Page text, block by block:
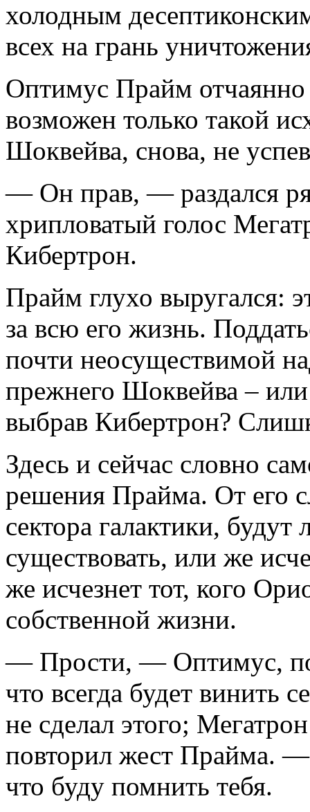
холодным
всех на грань
Оптимус Прайм отчаянно
возможен только такой
Шоквейва, снова, не
— Он прав, — раздался
хрипловатый голос
Кибертрон.
Прайм глухо выругался:
за всю его жизнь.
почти неосуществимой
прежнего Шоквейва – или
выбрав Кибертрон?
Здесь и сейчас словно
решения Прайма. От его
сектора галактики,
существовать, или же
же исчезнет тот, кого
собственной жизни.
— Прости, — Оптимус,
что всегда будет винить
не сделал этого;
повторил жест Прайма.
что буду помнить тебя.